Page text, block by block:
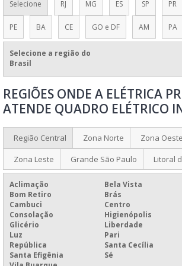
QUADRO ELÉTRICO FOTOVOLTAICO
REFORMA DE QUADRO ELÉTRICO
VENDA DE QUADROS E PAINÉIS
VENDA DE QUADROS E PAINÉIS ELÉTRICOS
MANUTENÇÃO ELÉTRICA PREDIAL E INDUSTRIAL
MANUTENÇÃO ELÉTRICA PREDIAL
FABRICANTE DE QUADROS ELÉTRICOS
MONTAGEM DE QUADRO DE DISJUNTORES
MONTAGEM DE QUADRO DE DISTRIBUIÇÃO
MONTAGEM DE QUADRO DE DISTRIBUIÇÃO
MONTAGEM DE QUADRO ELÉTRICO MONOFÁSICO
Selecione RJ MG ES SP PR
PE BA CE GO e DF AM PA
Selecione a região do
Brasil
REGIÕES ONDE A ELÉTRICA
ATENDE QUADRO ELÉTRICO
Região Central Zona Norte Zona Oeste
Zona Leste
Grande São Paulo Litoral
Aclimação
Bela Vista
Bom Retiro
Brás
Cambuci
Centro
Consolação
Higienópolis
Glicério
Liberdade
Luz
Pari
República
Santa Cecília
Santa Efigênia
Sé